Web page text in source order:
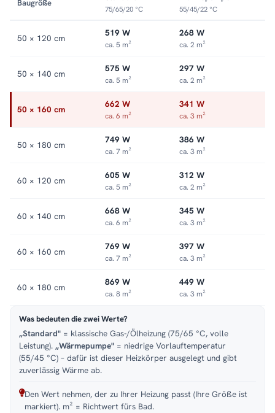
Baugröße
75/65/20 °C 55/45/22 °C
50 × 120 cm 519 W
ca. 5 m²
268 W
ca. 2 m²
50 × 140 cm 575 W
ca. 5 m²
297 W
ca. 2 m²
50 × 160 cm 662 W
ca. 6 m²
341 W
ca. 3 m²
50 × 180 cm 749 W
ca. 7 m²
386 W
ca. 3 m²
60 × 120 cm 605 W
ca. 5 m²
312 W
ca. 2 m²
60 × 140 cm 668 W
ca. 6 m²
345 W
ca. 3 m²
60 × 160 cm 769 W
ca. 7 m²
397 W
ca. 3 m²
60 × 180 cm 869 W
ca. 8 m²
449 W
ca. 3 m²
Was bedeuten die zwei Werte?
„Standard" = klassische Gas-/Ölheizung (75/65 °C, volle
Leistung). „Wärmepumpe" = niedrige Vorlauftemperatur
(55/45 °C) – dafür ist dieser Heizkörper ausgelegt und gibt
zuverlässig Wärme ab.
Den Wert nehmen, der zu Ihrer Heizung passt (Ihre Größe ist
markiert). m² = Richtwert fürs Bad.